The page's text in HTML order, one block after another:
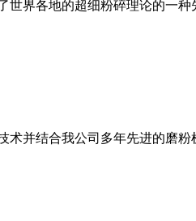
界各地的超细粉碎理论的一
并结合我公司多年先进的磨